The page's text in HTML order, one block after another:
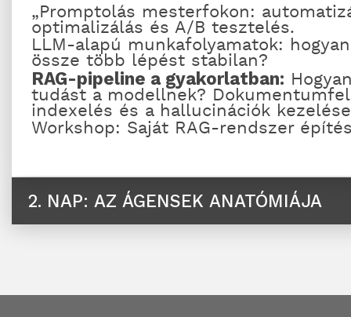
„Promptolás mesterfokon:
optimalizálás és A/B tesztelés.
LLM-alapú munkafolyamatok:
össze több lépést stabilan?
RAG-pipeline a gyakorlatban:
tudást a modellnek?
indexelés és a hallucinációk
Workshop: Saját RAG-rendszer
2. NAP: AZ ÁGENSEK ANATÓMIÁJA